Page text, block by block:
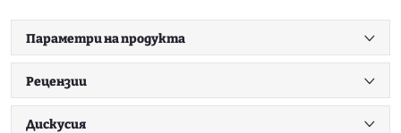
Параметри на продукта
Рецензии
Дискусия